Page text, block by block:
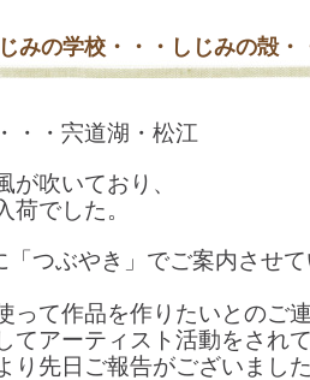
みの学校・・・しじみの殻・
・・宍道湖・松江
が吹いており、
荷でした。
「つぶやき」でご案内させ
って作品を作りたいとのご
てアーティスト活動をされ
先日ご報告がございました